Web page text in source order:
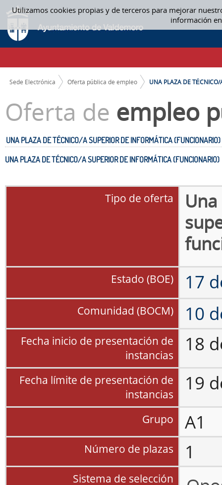
Utilizamos cookies propias y de terceros para mejorar
información
Saltar al contenido
UNA PLAZA DE TÉCNICO/A SUPERIOR DE INFORMÁTICA (FUNCIONARIO)
CAMINO DE MIGAS
Sede Electrónica Oferta pública de empleo UNA PLAZA DE TÉCNICO/
Oferta de empleo
UNA PLAZA DE TÉCNICO/A SUPERIOR DE INFORMÁTICA (FUNCIONARIO)
UNA PLAZA DE TÉCNICO/A SUPERIOR DE INFORMÁTICA (FUNCIONARIO)
Tipo de oferta
Estado (BOE) 17
Comunidad (BOCM) 10
Fecha inicio de presentación de
instancias
18
Fecha límite de presentación de
instancias
19
Grupo A1
Número de plazas 1
Sistema de selección